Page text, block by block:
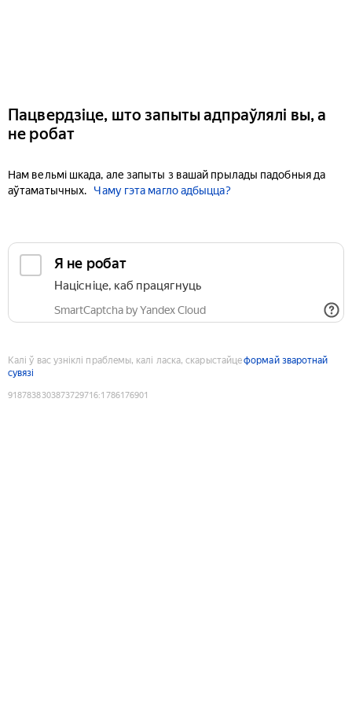
Пацвердзіце, што запыты адпраўлялі вы, а
не робат
Нам вельмі шкада, але запыты з вашай прылады падобныя да
аўтаматычных.
Чаму гэта магло адбыцца?
Я не робат
Націсніце, каб працягнуць
SmartCaptcha by Yandex Cloud
Калі ў вас узніклі праблемы, калі ласка, скарыстайцеформай зваротнай
сувязі
9187838303873729716:1786176901